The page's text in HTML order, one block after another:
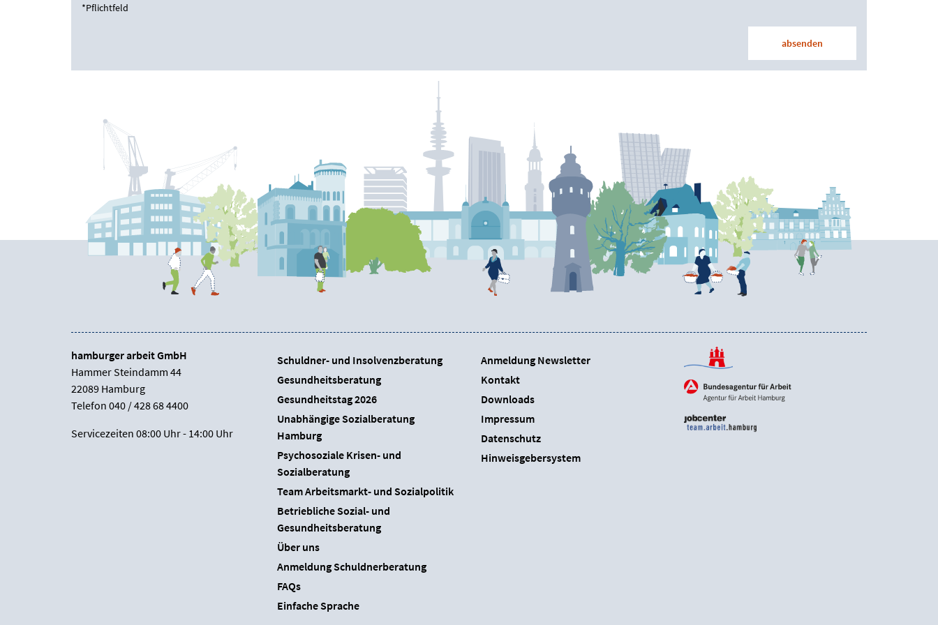
*Pflichtfeld
absenden
hamburger arbeit GmbH
Hammer Steindamm 44
22089 Hamburg
Telefon 040 / 428 68 4400
Servicezeiten 08:00 Uhr - 14:00 Uhr
Schuldner- und Insolvenzberatung
Gesundheitsberatung
Gesundheitstag 2026
Unabhängige Sozialberatung
Hamburg
Psychosoziale Krisen- und
Sozialberatung
Team Arbeitsmarkt- und Sozialpolitik
Betriebliche Sozial- und
Gesundheitsberatung
Über uns
Anmeldung Schuldnerberatung
FAQs
Einfache Sprache
Anmeldung Newsletter
Kontakt
Downloads
Impressum
Datenschutz
Hinweisgebersystem